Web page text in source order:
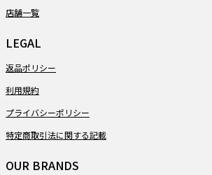
店舗一覧
LEGAL
返品ポリシー
利用規約
プライバシーポリシー
特定商取引法に関する記載
OUR BRANDS